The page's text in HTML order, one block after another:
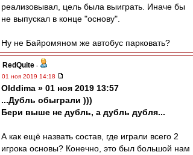
реализовывал, цель была выиграть. Иначе бы
не выпускал в конце "основу".
Ну не Байромяном же автобус парковать?
RedQuite -
01 ноя 2019 14:18
Olddima » 01 ноя 2019 13:57
...Дубль обыграли )))
Бери выше не дубль, а дубль дубля...
А как ещё назвать состав, где играли всего 2
игрока основы? Конечно, это был большой нам